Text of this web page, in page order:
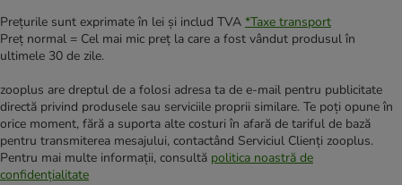
Prețurile sunt exprimate în lei și includ TVA *Taxe transport
Preț normal = Cel mai mic preț la care a fost vândut produsul în
ultimele 30 de zile.
zooplus are dreptul de a folosi adresa ta de e-mail pentru publicitate
directă privind produsele sau serviciile proprii similare. Te poți opune în
orice moment, fără a suporta alte costuri în afară de tariful de bază
pentru transmiterea mesajului, contactând Serviciul Clienți zooplus.
Pentru mai multe informații, consultă politica noastră de
confidențialitate